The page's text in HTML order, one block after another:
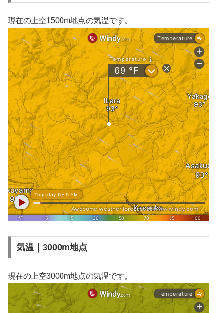
現在の上空1500m地点の気温です。
気温｜3000m地点
現在の上空3000m地点の気温です。